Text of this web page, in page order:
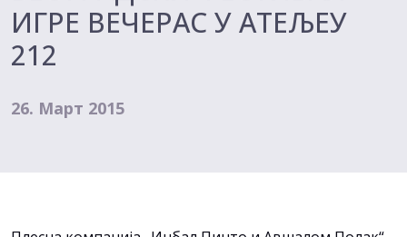
ИГРЕ ВЕЧЕРАС У АТЕЉЕУ
212
26. Март 2015